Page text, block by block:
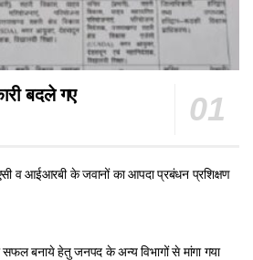
बदले गए
व आईआरबी के जवानों का आपदा प्रबंधन प्रशिक्षण
बनाये हेतु जनपद के अन्य विभागों से मांगा गया